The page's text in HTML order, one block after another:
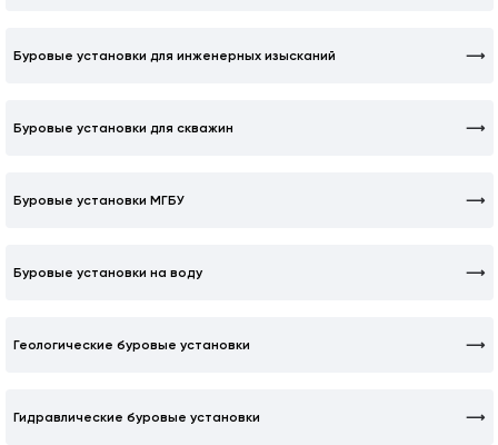
Буровые установки для инженерных изысканий
Буровые установки для скважин
Буровые установки МГБУ
Буровые установки на воду
Геологические буровые установки
Гидравлические буровые установки